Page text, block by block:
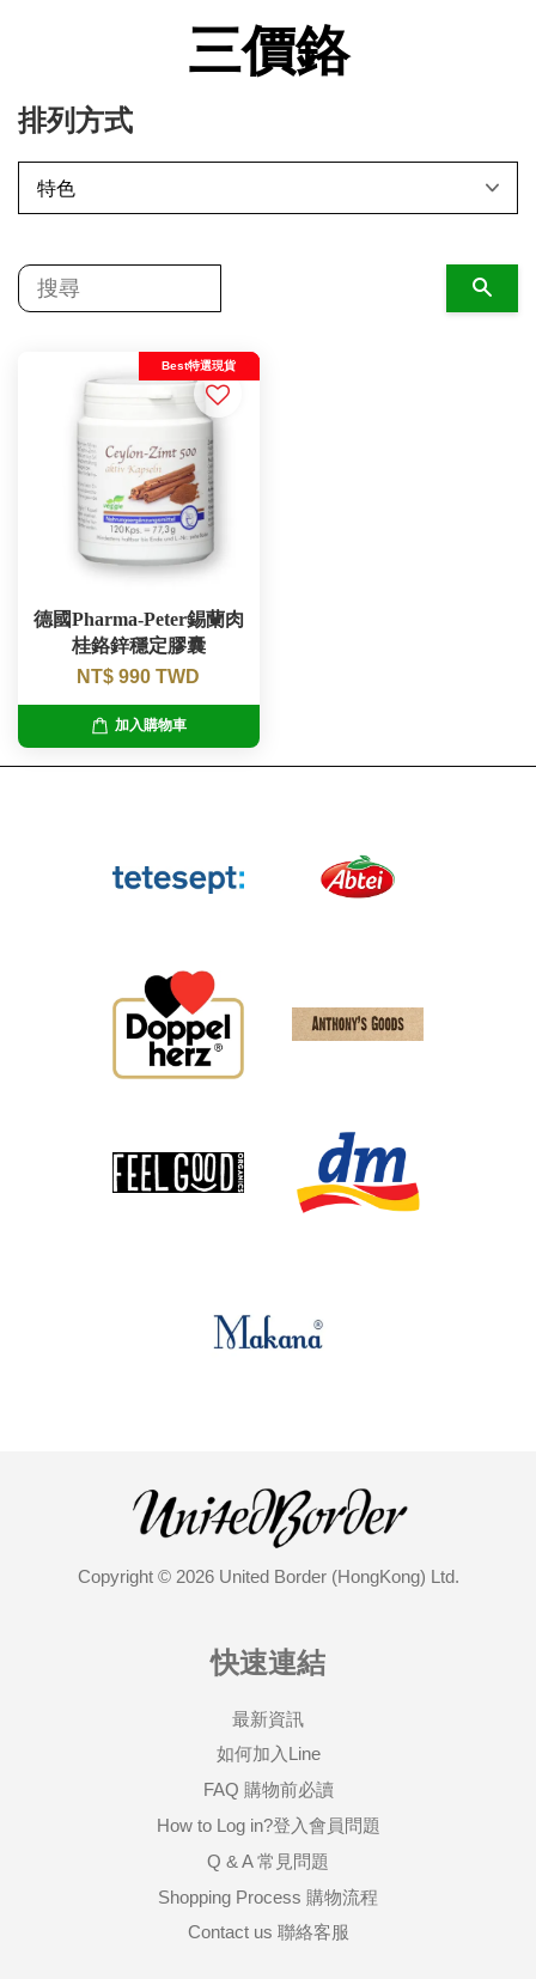
三價鉻
排列方式
Best特選現貨
德國Pharma-Peter錫蘭肉
桂鉻鋅穩定膠囊
NT$ 990 TWD
加入購物車
Copyright © 2026 United Border (HongKong) Ltd.
快速連結
最新資訊
如何加入Line
FAQ 購物前必讀
How to Log in?登入會員問題
Q & A 常見問題
Shopping Process 購物流程
Contact us 聯絡客服